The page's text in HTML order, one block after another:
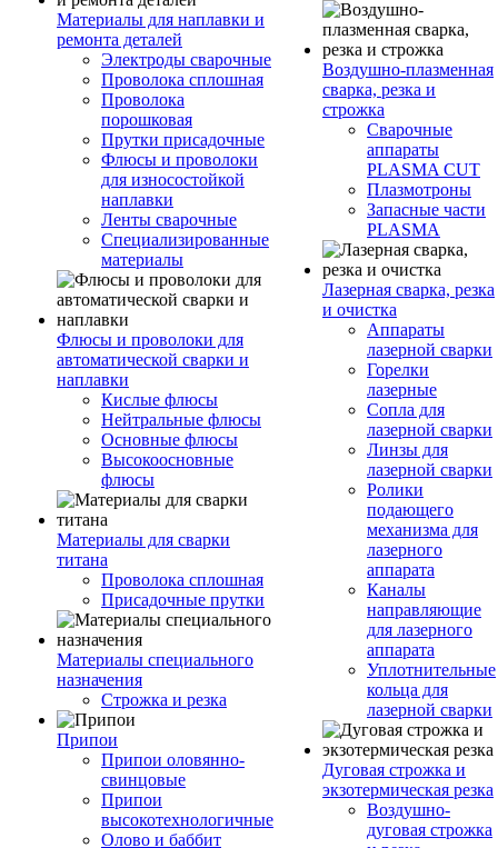
Материалы для наплавки и
ремонта деталей
Электроды сварочные
Проволока сплошная
Проволока
порошковая
Прутки присадочные
Флюсы и проволоки
для износостойкой
наплавки
Ленты сварочные
Специализированные
материалы
Флюсы и проволоки для
автоматической сварки и
наплавки
Кислые флюсы
Нейтральные флюсы
Основные флюсы
Высокоосновные
флюсы
Материалы для сварки
титана
Проволока сплошная
Присадочные прутки
Материалы специального
назначения
Строжка и резка
Припои
Припои оловянно-
свинцовые
Припои
высокотехнологичные
Олово и баббит
Воздушно-плазменная
сварка, резка и
строжка
Сварочные
аппараты
PLASMA CUT
Плазмотроны
Запасные части
PLASMA
Лазерная сварка, резка
и очистка
Аппараты
лазерной сварки
Горелки
лазерные
Сопла для
лазерной сварки
Линзы для
лазерной сварки
Ролики
подающего
механизма для
лазерного
аппарата
Каналы
направляющие
для лазерного
аппарата
Уплотнительные
кольца для
лазерной сварки
Дуговая строжка и
экзотермическая резка
Воздушно-
дуговая строжка